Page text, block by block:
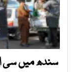
سندھ میں سی